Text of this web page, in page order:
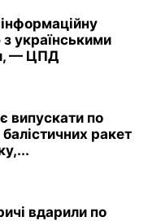
інформаційну
українськими
— ЦПД
випускати по
ракет
вдарили по